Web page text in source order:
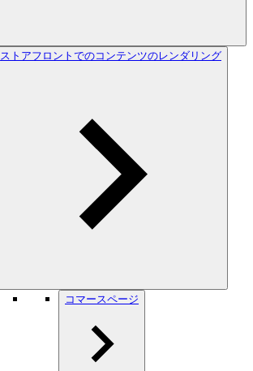
ストアフロントでのコンテンツのレンダリング
コマースページ